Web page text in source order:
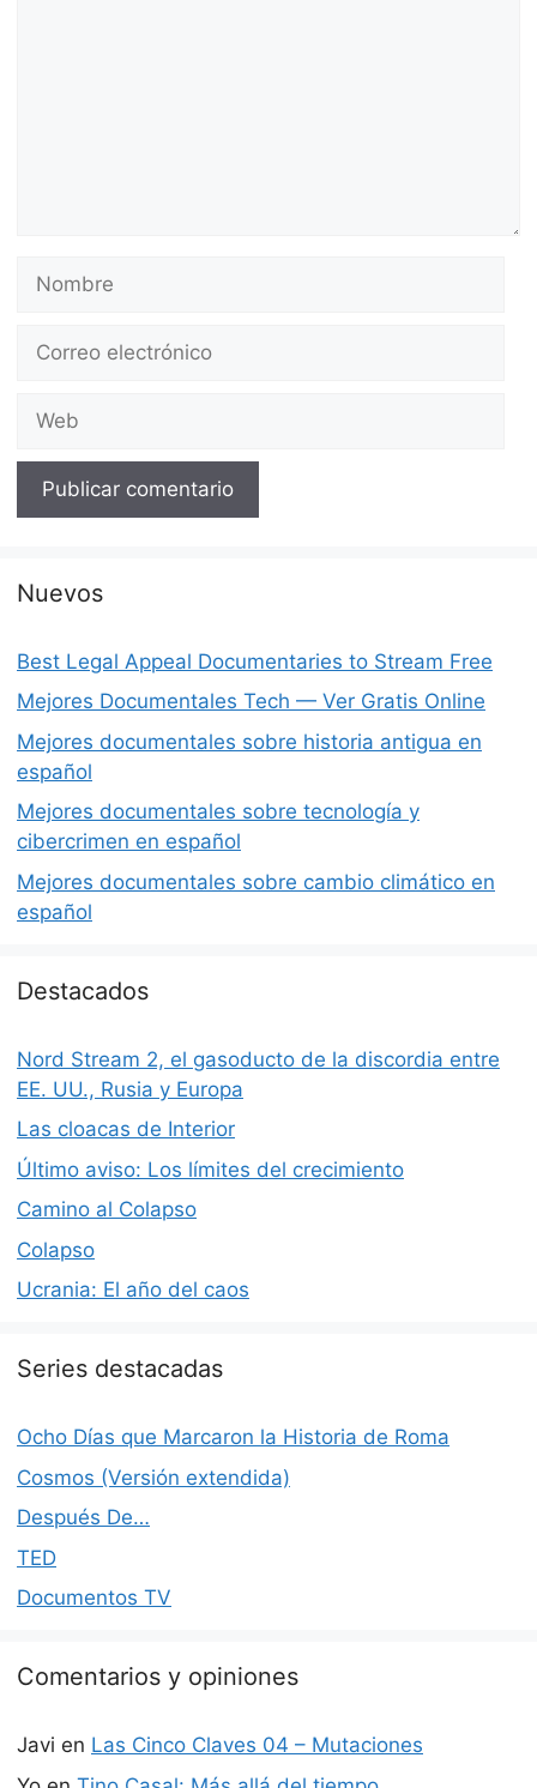
electrónico
Nuevos
Best Legal Appeal Documentaries to Stream Free
Mejores Documentales Tech — Ver Gratis Online
Mejores documentales sobre historia antigua en
español
Mejores documentales sobre tecnología y
cibercrimen en español
Mejores documentales sobre cambio climático en
español
Destacados
Nord Stream 2, el gasoducto de la discordia entre
EE. UU., Rusia y Europa
Las cloacas de Interior
Último aviso: Los límites del crecimiento
Camino al Colapso
Colapso
Ucrania: El año del caos
Series destacadas
Ocho Días que Marcaron la Historia de Roma
Cosmos (Versión extendida)
Después De…
TED
Documentos TV
Comentarios y opiniones
Javi en Las Cinco Claves 04 – Mutaciones